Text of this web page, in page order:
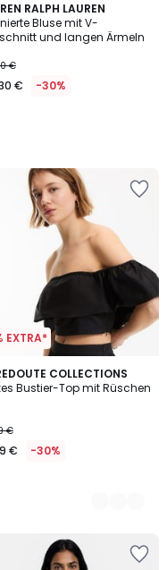
RALPH LAUREN
Bluse mit V-
und langen Ärmeln
€
€ -30%
EXTRA*
COLLECTIONS
Bustier-Top mit Rüschen
€
€ -30%